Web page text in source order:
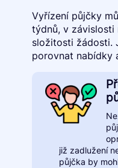
Vyřízení půjčky
týdnů, v
složitosti žádosti.
porovnat nabídky
již zadlužení
půjčka by